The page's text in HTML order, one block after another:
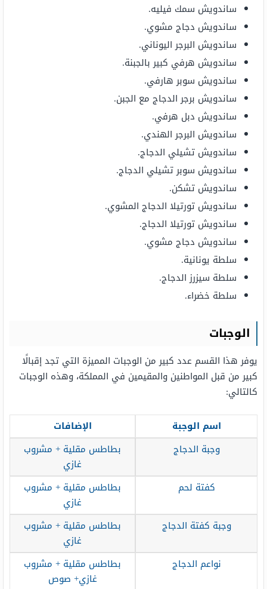
ساندويش سمك فيليه.
ساندويش دجاج مشوي.
ساندويش البرجر اليوناني.
ساندويش هرفي كبير بالجبنة.
ساندويش سوبر هارفي.
ساندويش برجر الدجاج مع الجبن.
ساندويش دبل هرفي.
ساندويش البرجر الهندي.
ساندويش تشيلي الدجاج.
ساندويش سوبر تشيلي الدجاج.
ساندويش تشكن.
ساندويش تورتيلا الدجاج المشوي.
ساندويش تورتيلا الدجاج.
ساندويش دجاج مشوي.
سلطة يونانية.
سلطة سيزرز الدجاج.
سلطة خضراء.
الوجبات
يوفر هذا القسم عدد كبير من الوجبات المميزة التي تجد إقبالًا
كبير من قبل المواطنين والمقيمين في المملكة، وهذه الوجبات
كالتالي:
اسم الوجبة
الإضافات
وجبة الدجاج
بطاطس مقلية + مشروب
غازي
كفتة لحم
بطاطس مقلية + مشروب
غازي
وجبة كفتة الدجاج
بطاطس مقلية + مشروب
غازي
نواعم الدجاج
بطاطس مقلية + مشروب
غازي+ صوص